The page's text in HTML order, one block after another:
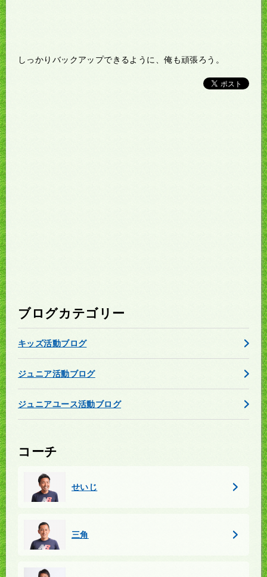
しっかりバックアップできるように、俺も頑張ろう。
ブログカテゴリー
キッズ活動ブログ
ジュニア活動ブログ
ジュニアユース活動ブログ
コーチ
せいじ
三角